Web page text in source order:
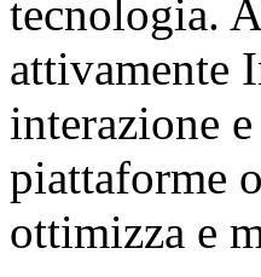
tecnologia.
attivamente
interazione
piattaforme
ottimizza e